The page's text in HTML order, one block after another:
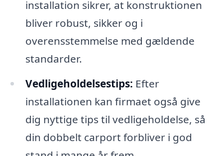
installation sikrer, at konstruktionen
bliver robust, sikker og i
overensstemmelse med gældende
standarder.
Vedligeholdelsestips: Efter
installationen kan firmaet også give
dig nyttige tips til vedligeholdelse, så
din dobbelt carport forbliver i god